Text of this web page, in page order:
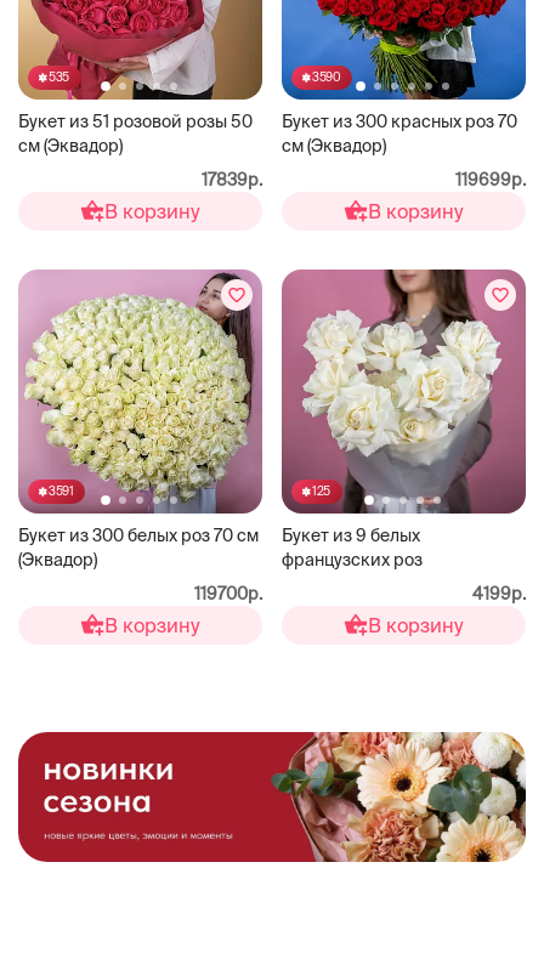
535
Букет из 51 розовой розы 50
см (Эквадор)
17839р.
В корзину
3590
Букет из 300 красных роз 70
см (Эквадор)
119699р.
В корзину
3591
Букет из 300 белых роз 70 см
(Эквадор)
119700р.
В корзину
125
Букет из 9 белых
французских роз
4199р.
В корзину